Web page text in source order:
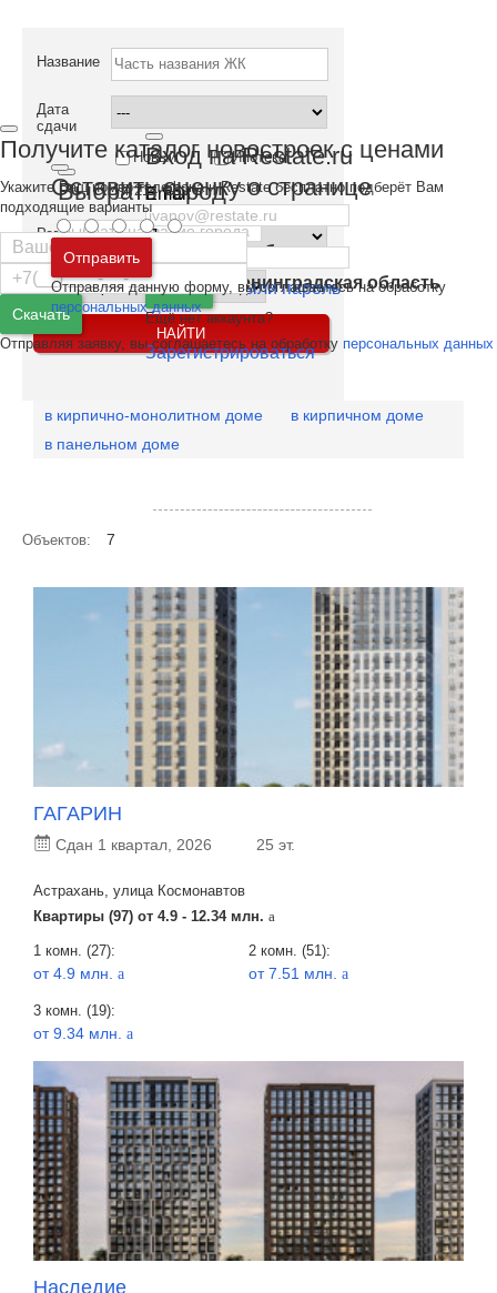
Выбрать город
Москва и
Московская область
Санкт-Петербург иЛенинградская область
Вход на Restate.ru
Email
Пароль
Войти Забыли пароль
Ещё нет аккаунта?
Зарегистрироваться
Название
Дата
сдачи
Новый
Ипотека
214 ФЗ
Регион
в кирпично-монолитном доме
в кирпичном доме
в панельном доме
Объектов: 7
ГАГАРИН
Сдан 1 квартал, 2026 25 эт.
Астрахань, улица Космонавтов
Квартиры (97) от 4.9 - 12.34 млн. a
1 комн. (27):
от 4.9 млн. a
2 комн. (51):
от 7.51 млн. a
3 комн. (19):
от 9.34 млн. a
Наследие
Получите каталог новостроек с ценами
Укажите Ваш номер телефона и Restate бесплатно подберёт Вам
подходящие варианты
Скачать
Отправляя заявку, вы соглашаетесь на обработку персональных данных
Оставить оценку о странице
Отправить
Отправляя данную форму, вы соглашаетесь на обработку
персональных данных